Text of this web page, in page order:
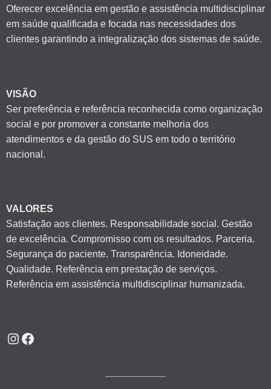
Oferecer excelência em gestão e assistência multidisciplinar
em saúde qualificada e focada nas necessidades dos
clientes garantindo a integralização dos sistemas de saúde.
VISÃO
Ser preferência e referência reconhecida como organização
social e por promover a constante melhoria dos
atendimentos e da gestão do SUS em todo o território
nacional.
VALORES
Satisfação aos clientes. Responsabilidade social. Gestão
de excelência. Compromisso com os resultados. Parceria.
Segurança do paciente. Transparência. Idoneidade.
Qualidade. Referência em prestação de serviços.
Referência em assistência multidisciplinar humanizada.
Instagram
Facebook